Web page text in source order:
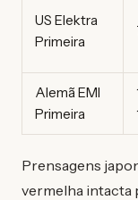
US Elektra
Primeira
Alemã EMI
Primeira
Prensagens
vermelha intacta